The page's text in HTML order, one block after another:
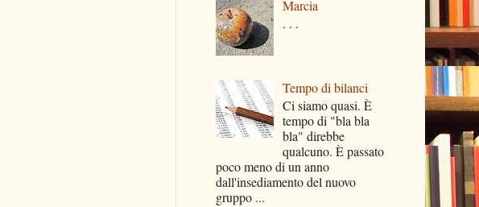
Marcia
. . .
Tempo di bilanci
Ci siamo quasi. È
tempo di "bla bla
bla" direbbe
qualcuno. È passato
poco meno di un anno
dall'insediamento del nuovo
gruppo ...